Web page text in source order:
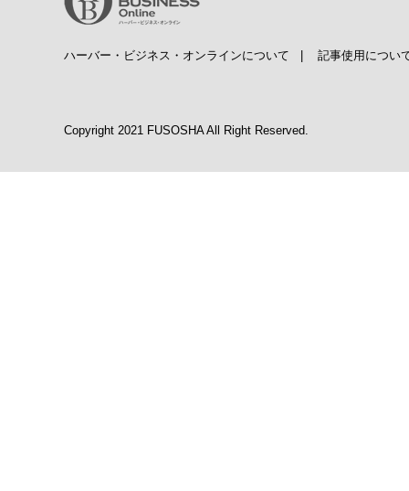
ハーバー・ビジネス・オンラインについて 記事使用につい
Copyright 2021 FUSOSHA All Right Reserved.